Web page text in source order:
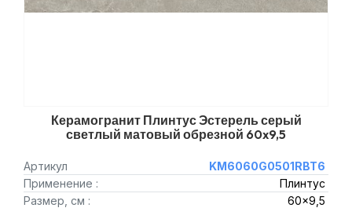
Керамогранит Плинтус Эстерель серый
светлый матовый обрезной 60x9,5
Артикул
KM6060G0501RBT6
Применение :
Плинтус
Размер, см :
60x9,5